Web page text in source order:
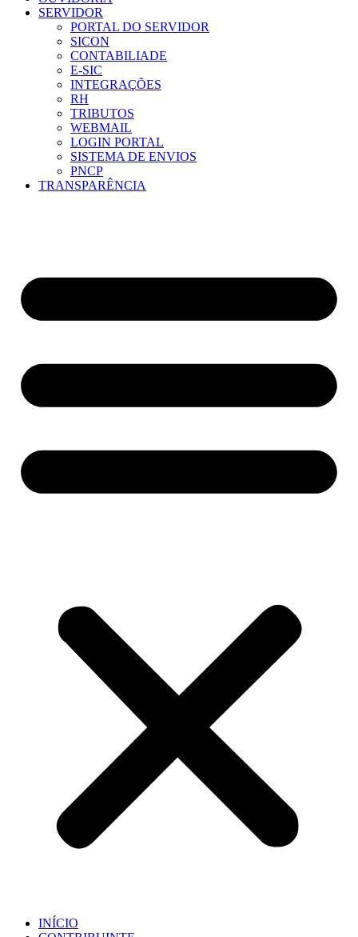
SERVIDOR
PORTAL DO SERVIDOR
SICON
CONTABILIADE
E-SIC
INTEGRAÇÕES
RH
TRIBUTOS
WEBMAIL
LOGIN PORTAL
SISTEMA DE ENVIOS
PNCP
TRANSPARÊNCIA
INÍCIO